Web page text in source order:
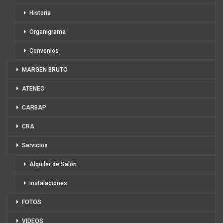
Historia
Organigrama
Convenios
MARGEN BRUTO
ATENEO
CARBAP
CRA
Servicios
Alquiler de Salón
Instalaciones
FOTOS
VIDEOS